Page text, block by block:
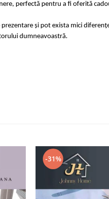
perfectă pentru a fi oferită
și pot exista mici
dumneavoastră.
-31%